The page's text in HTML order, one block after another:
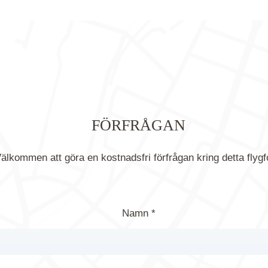
FÖRFRÅGAN
att göra en kostnadsfri förfrågan kring detta
Namn *